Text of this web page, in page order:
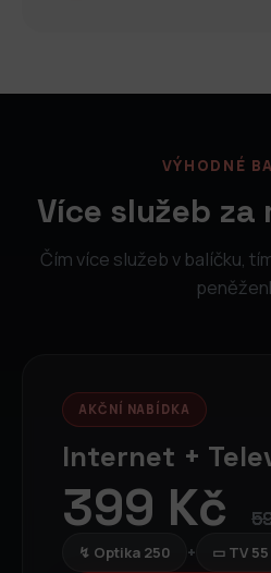
VÝHODNÉ
Více služeb za
Čím více služeb v balíčku,
AKČNÍ NABÍDKA
Internet +
399 Kč
↯ Optika 250 + ▭ TV